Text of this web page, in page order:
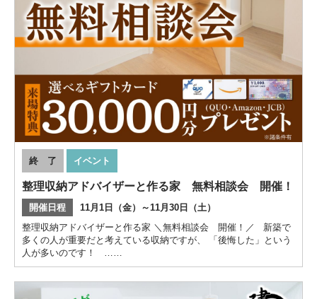
終 了 イベント
整理収納アドバイザーと作る家 無料相談会 開催！
開催日程
11月1日（金）～11月30日（土）
整理収納アドバイザーと作る家 ＼無料相談会 開催！／ 新築で
多くの人が重要だと考えている収納ですが、 「後悔した」という
人が多いのです！ ……